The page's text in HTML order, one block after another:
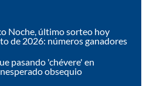
Noche, último sorteo hoy
de 2026: números ganadores
pasando 'chévere' en
obsequio